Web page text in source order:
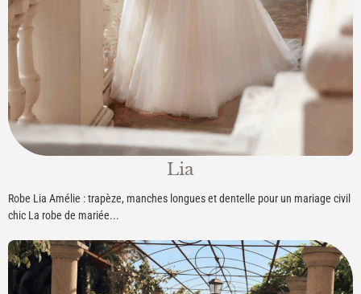
Lia
Robe Lia Amélie : trapèze, manches longues et dentelle pour un mariage civil
chic La robe de mariée...